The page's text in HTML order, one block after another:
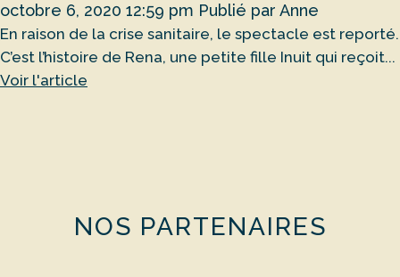
octobre 6, 2020 12:59 pm Publié par Anne
En raison de la crise sanitaire, le spectacle est reporté.
C’est l’histoire de Rena, une petite fille Inuit qui reçoit...
Voir l'article
NOS PARTENAIRES